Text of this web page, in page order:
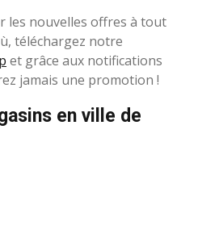
les nouvelles offres à tout
téléchargez notre
et grâce aux notifications
jamais une promotion !
en ville de